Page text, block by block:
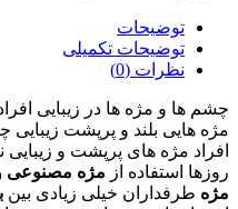
توضیحات
توضیحات تکمیلی
نظرات (0)
چشم ها و مژه ها در زیبایی
مژه هایی بلند و پرپشت
افراد مژه های پرپشت و
روزها استفاده از مژه مصنوعی
مژه طرفداران خیلی زیادی بین